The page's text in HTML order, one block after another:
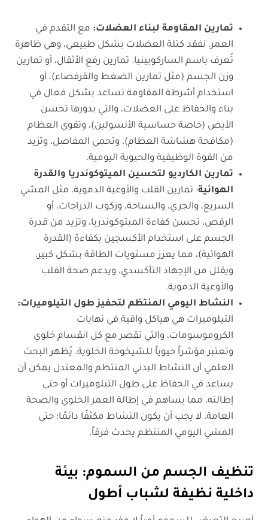
تمارين المقاومة لبناء العضلات: مع التقدم في
العمر، نفقد كتلة العضلات بشكل طبيعي، وهي ظاهرة
تُعرف باسم الساركوبينيا. تمارين رفع الأثقال، أو تمارين
وزن الجسم (مثل تمارين الضغط والقرفصاء)، أو
استخدام أشرطة المقاومة تساعد بشكل فعال في
بناء والحفاظ على العضلات، والتي بدورها تحسن
الأيض (خاصة حساسية الأنسولين)، وتقوي العظام
(مكافحة هشاشة العظام)، وتحمي المفاصل، وتزيد
من القوة الوظيفية والحيوية اليومية.
تمارين الكارديو لتحسين الميتوكوندريا والقدرة
الهوائية: تمارين القلب والأوعية الدموية، مثل المشي
السريع، والجري، والسباحة، وركوب الدراجات، أو
الرقص، تحسن كفاءة الميتوكوندريا، وتزيد من قدرة
الجسم على استخدام الأكسجين بكفاءة (القدرة
الهوائية)، مما يعزز مستويات الطاقة بشكل كبير،
ويقلل من الإجهاد التأكسدي، ويدعم صحة القلب
والأوعية الدموية.
النشاط اليومي المنتظم لتحفيز طول التيلوميرات:
التيلوميرات هي هياكل واقية في نهايات
الكروموسومات، والتي تقصر مع كل انقسام خلوي
وتعتبر مؤشراً حيوياً للشيخوخة الخلوية. يُظهر البحث
العلمي أن النشاط البدني المنتظم والمعتدل يمكن أن
يساعد في الحفاظ على طول التيلوميرات أو حتى
إطالته، مما يساهم في إطالة العمر الخلوي والصحة
العامة. لا يجب أن يكون النشاط مكثفًا دائمًا؛ حتى
المشي اليومي المنتظم يحدث فرقاً.
تنظيف الجسم من السموم: بيئة
داخلية نظيفة لشباب أطول